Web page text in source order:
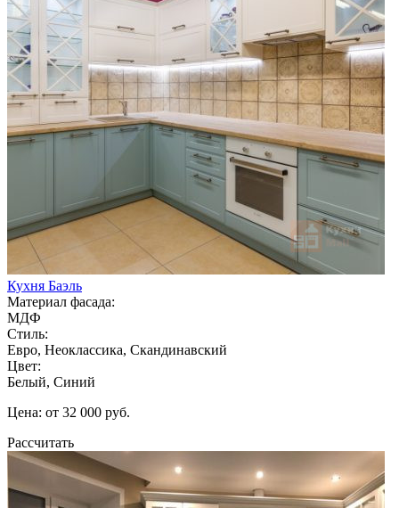
Кухня Баэль
Материал фасада:
МДФ
Стиль:
Евро, Неоклассика, Скандинавский
Цвет:
Белый, Синий
Цена: от 32 000 руб.
Рассчитать